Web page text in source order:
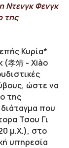
Ντενγκ Φενγκ
της
Κυρία*
(孝靖 - Xiào
ώστε να
της
που
Τσου Γι
μ.Χ.), στο
υπηρεσία